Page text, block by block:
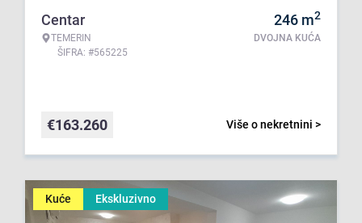
Centar
TEMERIN
ŠIFRA: #565225
246 m2
DVOJNA KUĆA
Više o nekretnini >
€163.260
Kuće Ekskluzivno